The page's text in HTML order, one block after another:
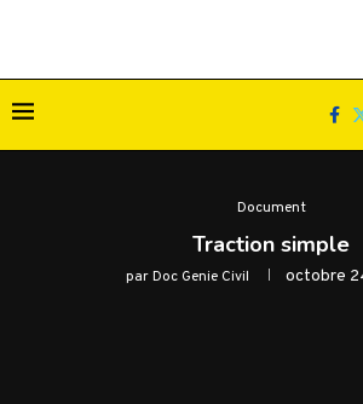
Document
Traction simple
parDoc Genie Civil octobre